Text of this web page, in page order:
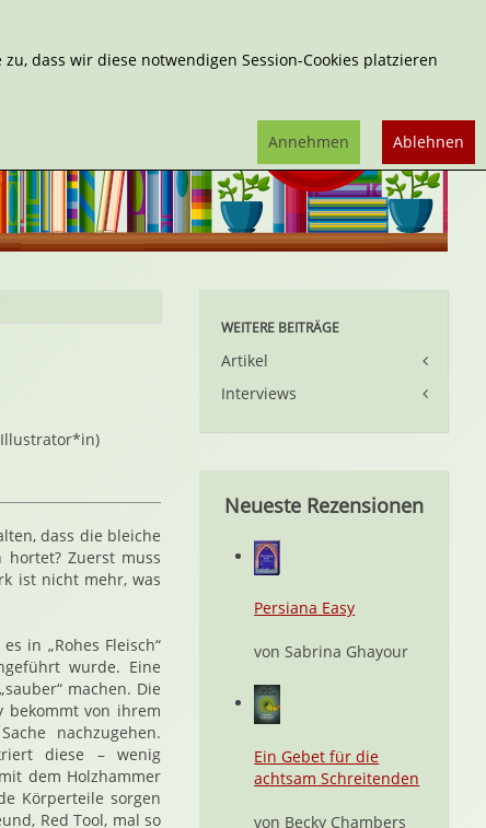
dass die bleiche
hortet? Zuerst muss
ist nicht mehr, was
in „Rohes Fleisch“
wurde. Eine
machen. Die
bekommt von ihrem
nachzugehen.
diese – wenig
dem Holzhammer
Körperteile sorgen
Red Tool, mal so
WEITERE BEITRÄGE
Artikel
Interviews
Neueste Rezensionen
Persiana Easy
von Sabrina Ghayour
Ein Gebet für die
achtsam Schreitenden
von Becky Chambers
dass wir diese notwendigen Session-Cookies platzieren
Ablehnen
Annehmen